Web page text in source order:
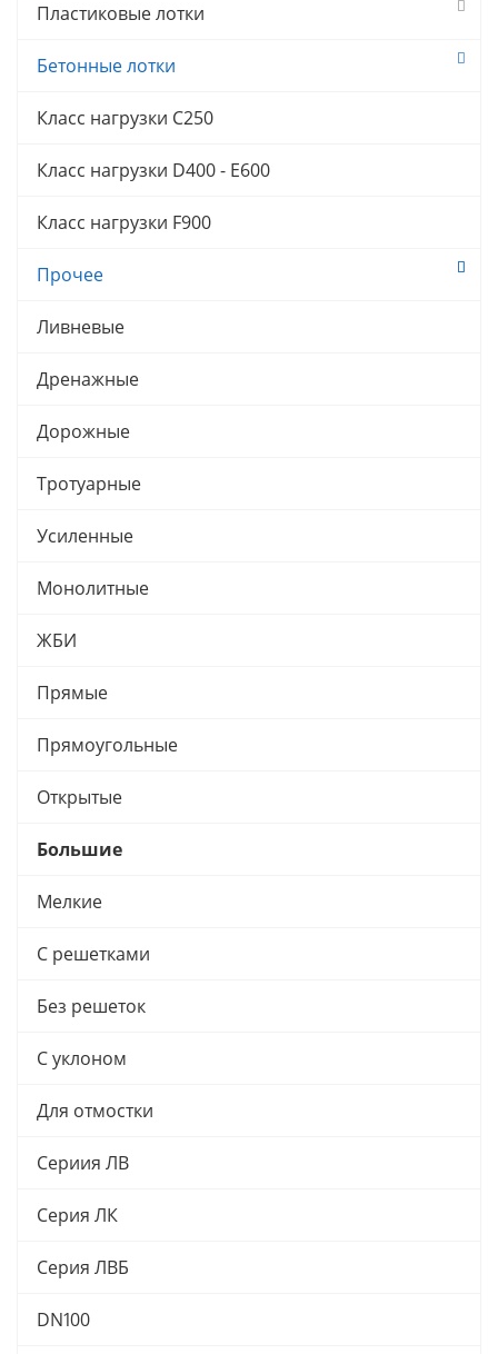
Пластиковые лотки
Бетонные лотки
Класс нагрузки C250
Класс нагрузки D400 - E600
Класс нагрузки F900
Прочее
Ливневые
Дренажные
Дорожные
Тротуарные
Усиленные
Монолитные
ЖБИ
Прямые
Прямоугольные
Открытые
Большие
Мелкие
С решетками
Без решеток
С уклоном
Для отмостки
Сериия ЛВ
Серия ЛК
Серия ЛВБ
DN100